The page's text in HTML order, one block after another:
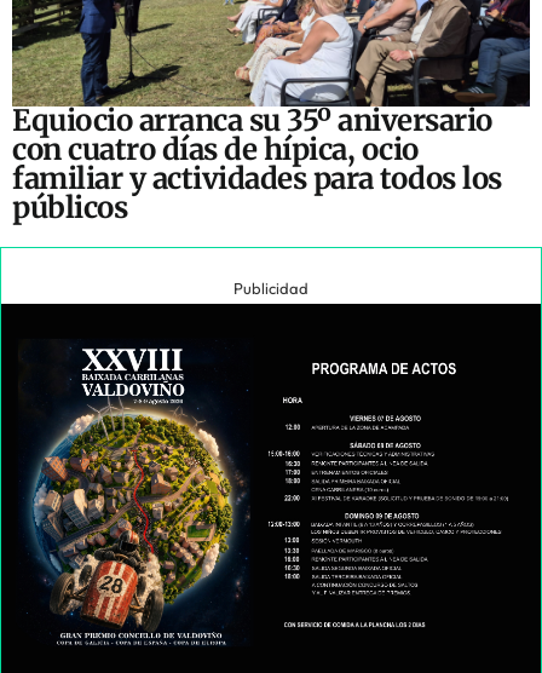
Equiocio arranca su 35º aniversario
con cuatro días de hípica, ocio
familiar y actividades para todos los
públicos
Publicidad